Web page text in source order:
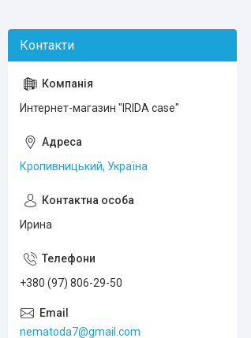
Интернет-магазин "IRIDA case"
Кропивницький, Україна
Ирина
+380 (97) 806-29-50
nematoda7@gmail.com